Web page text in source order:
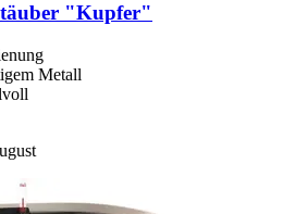
"Kupfer"
Metall